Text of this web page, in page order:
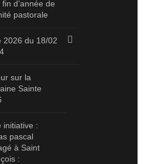
d’année de
pastorale
2026 du 18/02
sur la
Sainte
initiative :
pascal
à Saint
: